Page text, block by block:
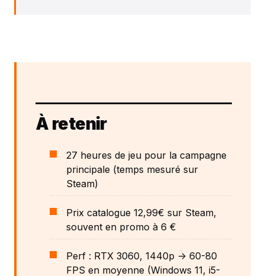
À retenir
27 heures de jeu pour la campagne
principale (temps mesuré sur
Steam)
Prix catalogue 12,99€ sur Steam,
souvent en promo à 6 €
Perf : RTX 3060, 1440p -> 60-80
FPS en moyenne (Windows 11, i5-